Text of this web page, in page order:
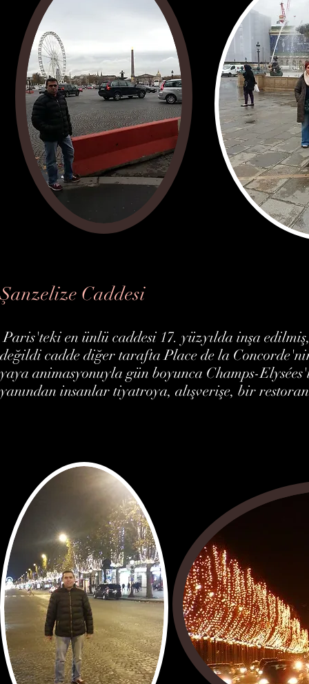
Şanzelize Caddesi
Paris'teki en ünlü caddesi 17. yüzyılda inşa
değildi cadde diğer tarafta Place de la
yaya animasyonuyla gün boyunca Champs-
yanından insanlar tiyatroya, alışverişe, bir